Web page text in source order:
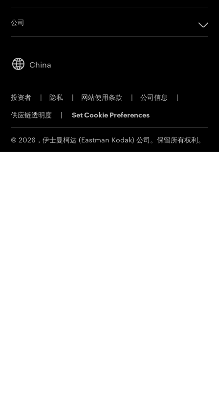
数码印刷产品
胶版印刷产品
客户门户网站
印刷电子邮件订阅
联系销售部门
公司
可持续发展
人才招聘
材料安全数据表
联系我们
China
投资者 | 隐私 | 网站使用条款 | 公司信息 |
供应链透明度 | Set Cookie Preferences
© 2026，伊士曼柯达 (Eastman Kodak) 公司。保留所有权利。